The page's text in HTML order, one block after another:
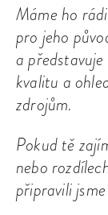
Máme ho
pro jeho
a
kvalitu a
zdrojům.
Pokud tě
nebo
připravili